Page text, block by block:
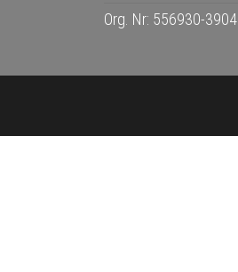
Org. Nr: 556930-3904